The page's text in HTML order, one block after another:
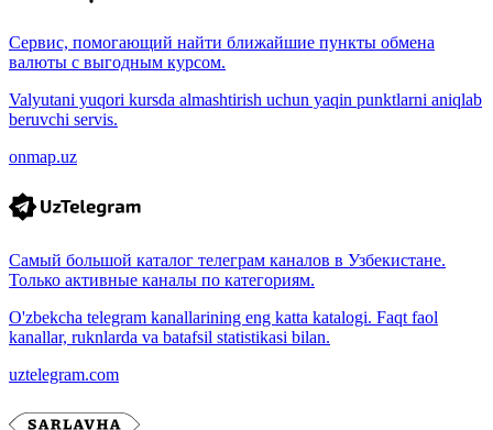
Сервис, помогающий найти ближайшие пункты обмена
валюты с выгодным курсом.
Valyutani yuqori kursda almashtirish uchun yaqin punktlarni aniqlab
beruvchi servis.
onmap.uz
Самый большой каталог телеграм каналов в Узбекистане.
Только активные каналы по категориям.
O'zbekcha telegram kanallarining eng katta katalogi. Faqt faol
kanallar, ruknlarda va batafsil statistikasi bilan.
uztelegram.com